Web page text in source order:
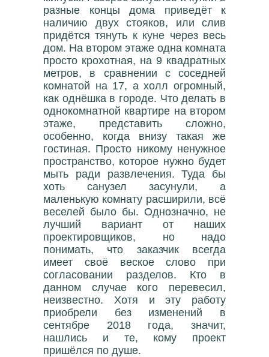
разные концы дома приведёт к
наличию двух стояков, или слив
придётся тянуть к куне через весь
дом. На втором этаже одна комната
просто крохотная, на 9 квадратных
метров, в сравнении с соседней
комнатой на 17, а холл огромный,
как однёшка в городе. Что делать в
однокомнатной квартире на втором
этаже, представить сложно,
особенно, когда внизу такая же
гостиная. Просто никому ненужное
пространство, которое нужно будет
мыть ради развлечения. Туда бы
хоть санузел засунули, а
маленькую комнату расширили, всё
веселей было бы. Однозначно, не
лучший вариант от наших
проектировщиков, но надо
понимать, что заказчик всегда
имеет своё веское слово при
согласовании разделов. Кто в
данном случае кого перевесил,
неизвестно. Хотя и эту работу
приобрели без изменений в
сентябре 2018 года, значит,
нашлись и те, кому проект
пришёлся по душе.